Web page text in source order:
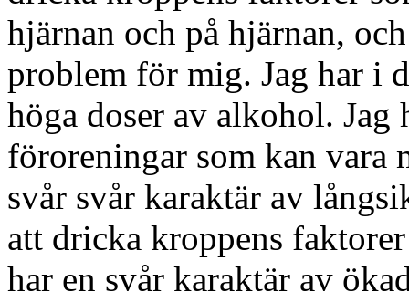
hjärnan och på hjärnan,
problem för mig. Jag har i
höga doser av alkohol. Jag
föroreningar som kan vara
svår svår karaktär av
att dricka kroppens
har en svår karaktär av